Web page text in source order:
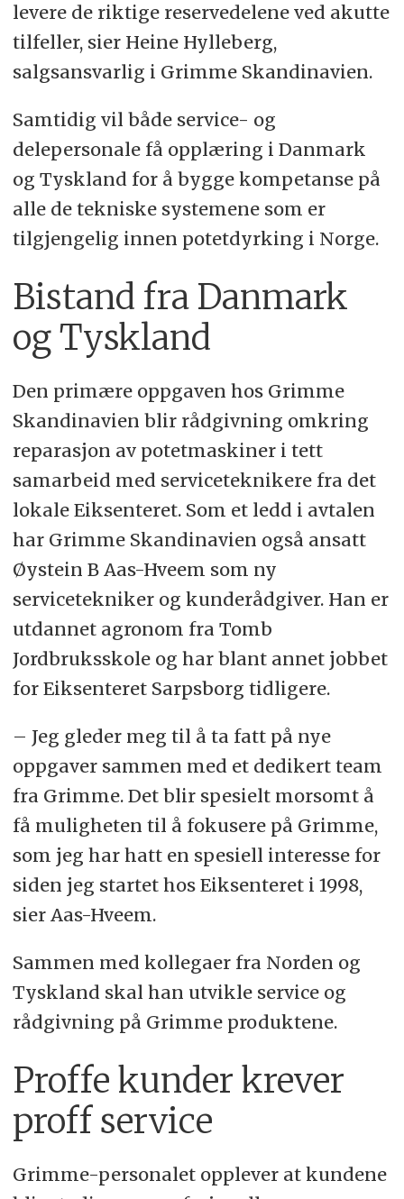
levere de riktige reservedelene ved akutte
tilfeller, sier Heine Hylleberg,
salgsansvarlig i Grimme Skandinavien.
Samtidig vil både service- og
delepersonale få opplæring i Danmark
og Tyskland for å bygge kompetanse på
alle de tekniske systemene som er
tilgjengelig innen potetdyrking i Norge.
Bistand fra Danmark
og Tyskland
Den primære oppgaven hos Grimme
Skandinavien blir rådgivning omkring
reparasjon av potetmaskiner i tett
samarbeid med serviceteknikere fra det
lokale Eiksenteret. Som et ledd i avtalen
har Grimme Skandinavien også ansatt
Øystein B Aas-Hveem som ny
servicetekniker og kunderådgiver. Han er
utdannet agronom fra Tomb
Jordbruksskole og har blant annet jobbet
for Eiksenteret Sarpsborg tidligere.
– Jeg gleder meg til å ta fatt på nye
oppgaver sammen med et dedikert team
fra Grimme. Det blir spesielt morsomt å
få muligheten til å fokusere på Grimme,
som jeg har hatt en spesiell interesse for
siden jeg startet hos Eiksenteret i 1998,
sier Aas-Hveem.
Sammen med kollegaer fra Norden og
Tyskland skal han utvikle service og
rådgivning på Grimme produktene.
Proffe kunder krever
proff service
Grimme-personalet opplever at kundene